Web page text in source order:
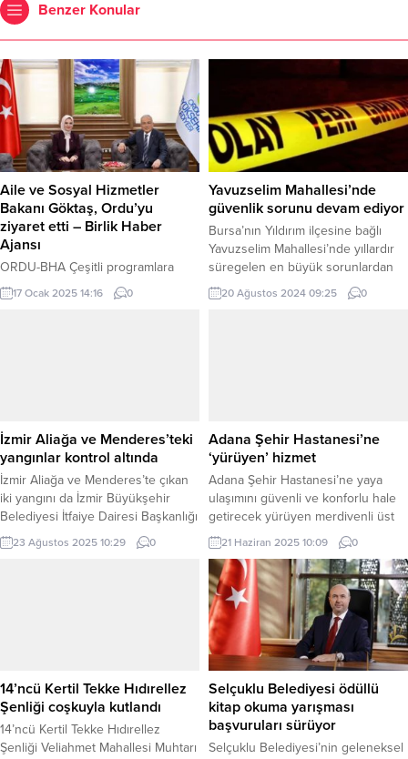
Benzer Konular
Aile ve Sosyal Hizmetler
Bakanı Göktaş, Ordu’yu
ziyaret etti – Birlik Haber
Ajansı
ORDU-BHA Çeşitli programlara
katılmak üzere Ordu’ya gelen Aile
ve Sosyal Hizmetler Bakanı
Bakan Göktaş’a bilgilendirmelerde
bulundu. Bakan Göktaş, Ordu
Valiliği ziyareti ardından Ordu
Büyükşehir Belediyesini ziyaret...
17 Ocak 2025 14:16 0
Yavuzselim Mahallesi’nde
güvenlik sorunu devam ediyor
Bursa’nın Yıldırım ilçesine bağlı
Yavuzselim Mahallesi’nde yıllardır
süregelen en büyük sorunlardan
biri olan güvenlik problemi devam
ediyor. BURSA (İGFA) – Bursa’nın
can ve mal güvenliği açısından
endişe...
20 Ağustos 2024 09:25 0
İzmir Aliağa ve Menderes’teki
yangınlar kontrol altında
İzmir Aliağa ve Menderes’te çıkan
iki yangını da İzmir Büyükşehir
Belediyesi İtfaiye Dairesi Başkanlığı
ekiplerinin yoğun çalışmasıyla
kontrol altına alındı. Ekipler, her iki
Belediyesi...
23 Ağustos 2025 10:29 0
Adana Şehir Hastanesi’ne
‘yürüyen’ hizmet
Adana Şehir Hastanesi’ne yaya
ulaşımını güvenli ve konforlu hale
getirecek yürüyen merdivenli üst
geçidin temeli atıldı. ADANA (İGFA)
– Üst geçidin temel atma törenine
Türkiye Belediyeler Birliği Başkanı
ve Adana Büyükşehir Belediye
Başkanı Zeydan Karalar, Yüreğir
Belediye Başkanı Ali Demirçalı,
CHP Adana Milletvekili Bilal Bilici
milletvekilleri, siyasiler, bürokratlar
ve Adanalılar...
21 Haziran 2025 10:09 0
14’ncü Kertil Tekke Hıdırellez
Şenliği coşkuyla kutlandı
14’ncü Kertil Tekke Hıdırellez
Şenliği Veliahmet Mahallesi Muhtarı
Selçuklu Belediyesi ödüllü
kitap okuma yarışması
başvuruları sürüyor
Selçuklu Belediyesi’nin geleneksel